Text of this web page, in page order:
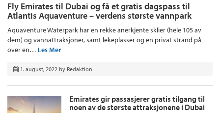
Fly Emirates til Dubai og få et gratis dagspass til
Atlantis Aquaventure – verdens største vannpark
Aquaventure Waterpark har en rekke anerkjente sklier (hele 105 av
dem) og vannattraksjoner, samt lekeplasser og en privat strand på
over en… Les Mer
1. august, 2022 by Redaktion
Emirates gir passasjerer gratis tilgang til
noen av de største attraksjonene i Dubai